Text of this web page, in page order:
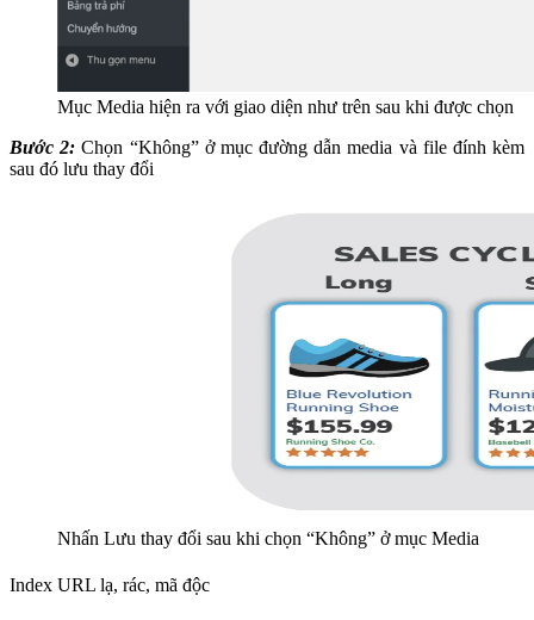
Mục Media hiện ra với giao diện như trên sau khi được chọn
Bước 2: Chọn “Không” ở mục đường dẫn media và file đính kèm
sau đó lưu thay đổi
Nhấn Lưu thay đổi sau khi chọn “Không” ở mục Media
Index URL lạ, rác, mã độc